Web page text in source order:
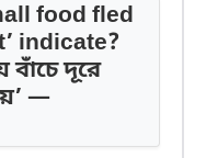
food fled
indicate?
বাঁচে দূরে
—